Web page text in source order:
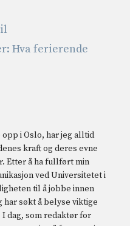
Hva ferierende
i Oslo, har jeg alltid
kraft og deres evne
Etter å ha fullført min
ved Universitetet i
til å jobbe innen
har søkt å belyse viktige
dag, som redaktør for